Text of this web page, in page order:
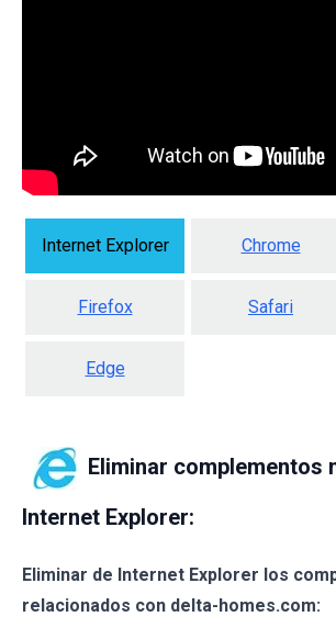
Internet Explorer Chrome
Firefox Safari
Edge
Eliminar complementos
Internet Explorer:
Eliminar de Internet Explorer los
relacionados con delta-homes.com: